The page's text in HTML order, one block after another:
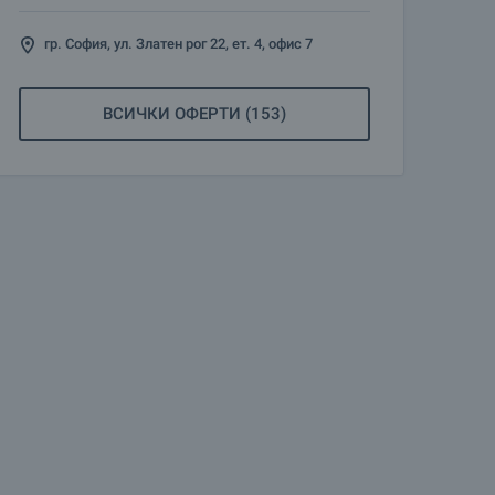
гр. София, ул. Златен рог 22, ет. 4, офис 7
ВСИЧКИ ОФЕРТИ (153)